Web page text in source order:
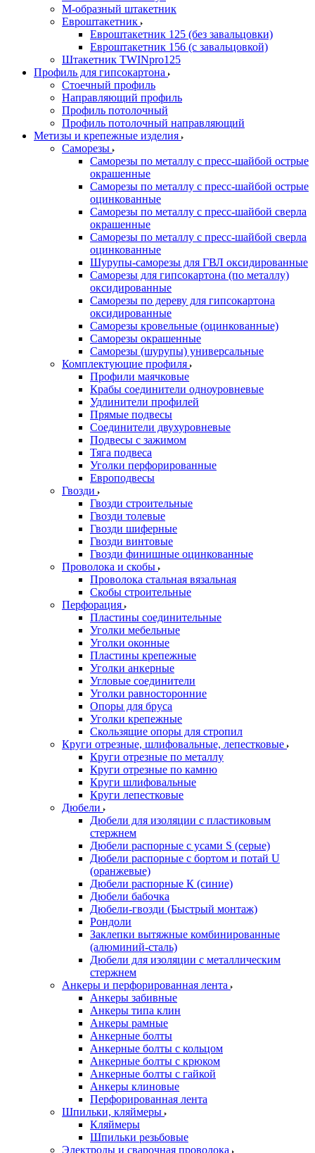
М-образный штакетник
Евроштакетник
Евроштакетник 125 (без завальцовки)
Евроштакетник 156 (с завальцовкой)
Штакетник TWINpro125
Профиль для гипсокартона
Стоечный профиль
Направляющий профиль
Профиль потолочный
Профиль потолочный направляющий
Метизы и крепежные изделия
Саморезы
Саморезы по металлу с пресс-шайбой острые
окрашенные
Саморезы по металлу с пресс-шайбой острые
оцинкованные
Саморезы по металлу с пресс-шайбой сверла
окрашенные
Саморезы по металлу с пресс-шайбой сверла
оцинкованные
Шурупы-саморезы для ГВЛ оксидированные
Саморезы для гипсокартона (по металлу)
оксидированные
Саморезы по дереву для гипсокартона
оксидированные
Саморезы кровельные (оцинкованные)
Саморезы окрашенные
Саморезы (шурупы) универсальные
Комплектующие профиля
Профили маячковые
Крабы соединители одноуровневые
Удлинители профилей
Прямые подвесы
Соединители двухуровневые
Подвесы с зажимом
Тяга подвеса
Уголки перфорированные
Европодвесы
Гвозди
Гвозди строительные
Гвозди толевые
Гвозди шиферные
Гвозди винтовые
Гвозди финишные оцинкованные
Проволока и скобы
Проволока стальная вязальная
Скобы строительные
Перфорация
Пластины соединительные
Уголки мебельные
Уголки оконные
Пластины крепежные
Уголки анкерные
Угловые соединители
Уголки равносторонние
Опоры для бруса
Уголки крепежные
Скользящие опоры для стропил
Круги отрезные, шлифовальные, лепестковые
Круги отрезные по металлу
Круги отрезные по камню
Круги шлифовальные
Круги лепестковые
Дюбели
Дюбели для изоляции с пластиковым
стержнем
Дюбели распорные с усами S (серые)
Дюбели распорные c бортом и потай U
(оранжевые)
Дюбели распорные К (синие)
Дюбели бабочка
Дюбели-гвозди (Быстрый монтаж)
Рондоли
Заклепки вытяжные комбинированные
(алюминий-сталь)
Дюбели для изоляции с металлическим
стержнем
Анкеры и перфорированная лента
Анкеры забивные
Анкеры типа клин
Анкеры рамные
Анкерные болты
Анкерные болты с кольцом
Анкерные болты с крюком
Анкерные болты с гайкой
Анкеры клиновые
Перфорированная лента
Шпильки, кляймеры
Кляймеры
Шпильки резьбовые
Электроды и сварочная проволока